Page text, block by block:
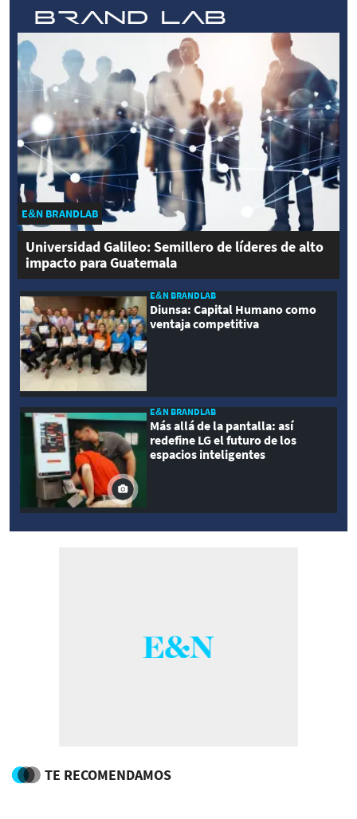
E&N BRANDLAB
Universidad Galileo: Semillero de líderes de alto
impacto para Guatemala
E&N BRANDLAB
Diunsa: Capital Humano como
ventaja competitiva
E&N BRANDLAB
Más allá de la pantalla: así
redefine LG el futuro de los
espacios inteligentes
TE RECOMENDAMOS